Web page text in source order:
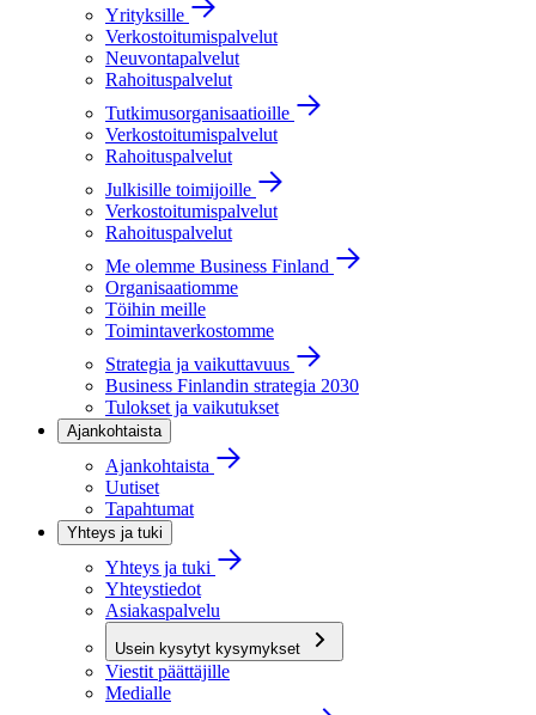
Yrityksille
Verkostoitumispalvelut
Neuvontapalvelut
Rahoituspalvelut
Tutkimusorganisaatioille
Verkostoitumispalvelut
Rahoituspalvelut
Julkisille toimijoille
Verkostoitumispalvelut
Rahoituspalvelut
Me olemme Business Finland
Organisaatiomme
Töihin meille
Toimintaverkostomme
Strategia ja vaikuttavuus
Business Finlandin strategia 2030
Tulokset ja vaikutukset
Ajankohtaista
Ajankohtaista
Uutiset
Tapahtumat
Yhteys ja tuki
Yhteys ja tuki
Yhteystiedot
Asiakaspalvelu
Usein kysytyt kysymykset
Viestit päättäjille
Medialle